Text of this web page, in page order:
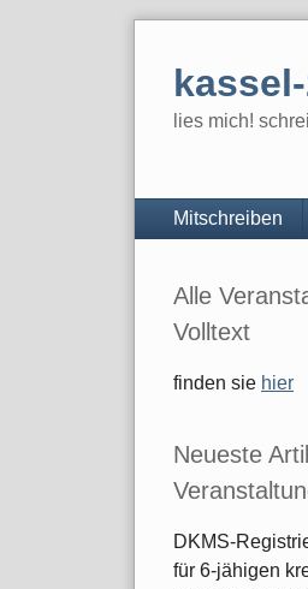
lies mich!
Navigation
Mitschreiben
Seitenleiste
Alle
Volltext
finden sie hier
Neueste
DKMS-
für 6-jähigen